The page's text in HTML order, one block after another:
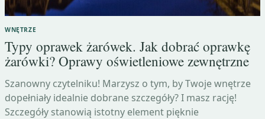
WNĘTRZE
Typy oprawek żarówek. Jak dobrać oprawkę
żarówki? Oprawy oświetleniowe zewnętrzne
Szanowny czytelniku! Marzysz o tym, by Twoje wnętrze
dopełniały idealnie dobrane szczegóły? I masz rację!
Szczegóły stanowią istotny element pięknie